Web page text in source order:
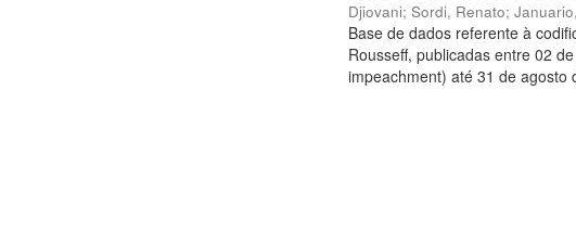
Djiovani;Sordi, Renato;
Base de dados referente à
Rousseff, publicadas entre 02
impeachment) até 31 de agosto